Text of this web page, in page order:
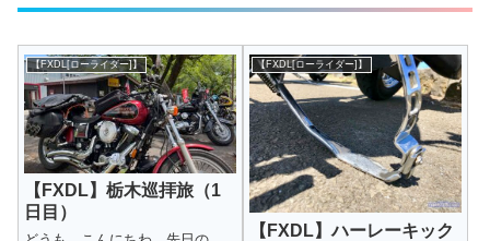
【FXDL[ローライダー]】
【FXDL】栃木巡拝旅（1
日目）
【FXDL[ローライダー]】
【FXDL】ハーレーキック